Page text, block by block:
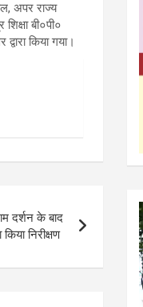
अपर राज्य
बी०पी०
किया गया।
दर्शन के बाद
निरीक्षण